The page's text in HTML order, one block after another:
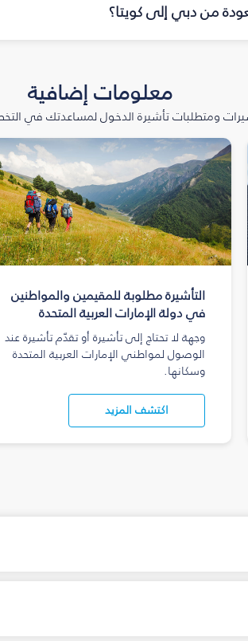
من دبي إلى كويتا؟
معلومات إضافية
ومتطلبات تأشيرة الدخول لمساعدتك في
التأشيرة مطلوبة للمقيمين والمواطنين
في دولة الإمارات العربية المتحدة
وجهة لا تحتاج إلى تأشيرة أو تقدّم تأشيرة عند
الوصول لمواطني الإمارات العربية المتحدة
وسكانها.
اكتشف المزيد